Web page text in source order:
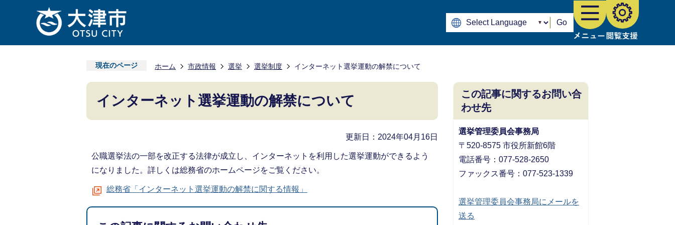
Go
現在のページ ホーム 市政情報 選挙 選挙制度 インターネット選挙運動の解禁について
インターネット選挙運動の解禁について
更新日：2024年04月16日
公職選挙法の一部を改正する法律が成立し、インターネットを利用した選挙運動ができるよう
になりました。詳しくは総務省のホームページをご覧ください。
総務省「インターネット選挙運動の解禁に関する情報」
この記事に関するお問い合
わせ先
選挙管理委員会事務局
〒520-8575 市役所新館6階
電話番号：077-528-2650
ファックス番号：077-523-1339
選挙管理委員会事務局にメールを
送る